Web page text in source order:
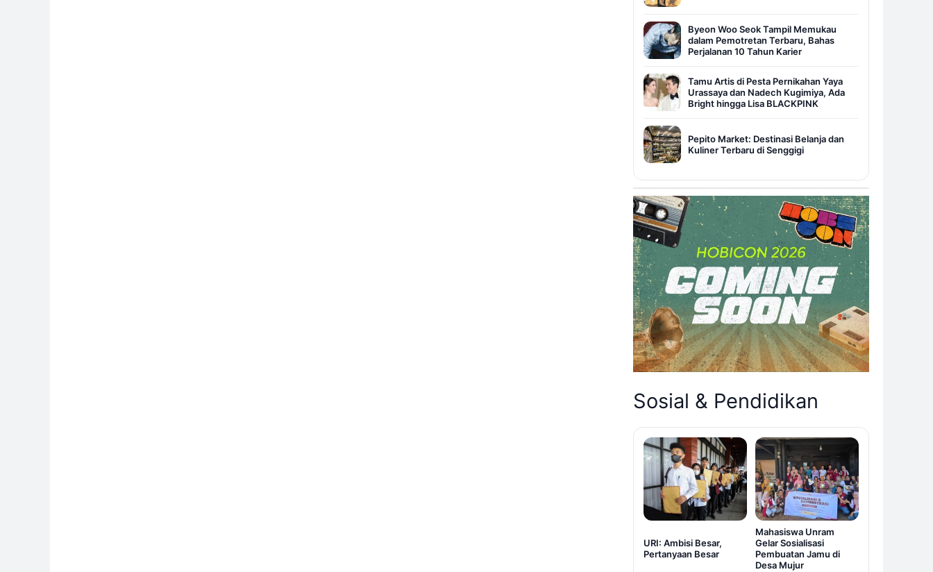
Byeon Woo Seok Tampil Memukau
dalam Pemotretan Terbaru, Bahas
Perjalanan 10 Tahun Karier
Tamu Artis di Pesta Pernikahan Yaya
Urassaya dan Nadech Kugimiya, Ada
Bright hingga Lisa BLACKPINK
Pepito Market: Destinasi Belanja dan
Kuliner Terbaru di Senggigi
Sosial & Pendidikan
URI: Ambisi Besar,
Pertanyaan Besar
Mahasiswa Unram
Gelar Sosialisasi
Pembuatan Jamu di
Desa Mujur